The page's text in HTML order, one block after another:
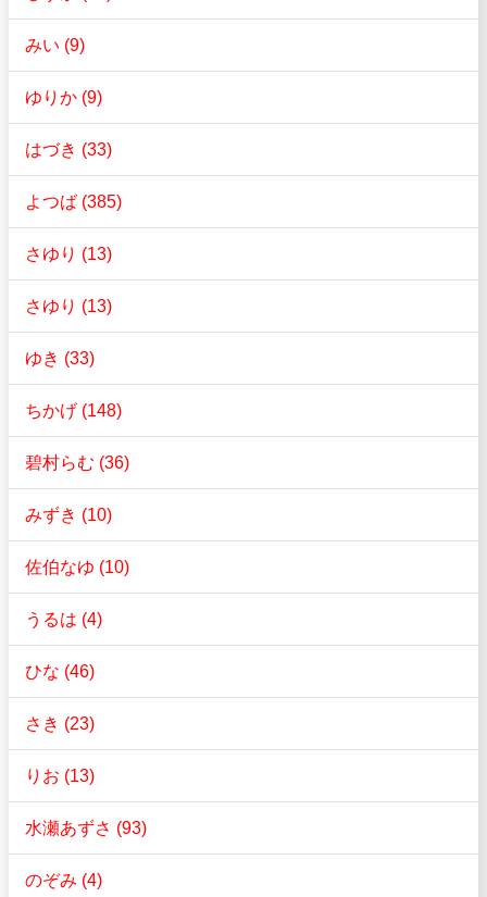
みい (9)
ゆりか (9)
はづき (33)
よつば (385)
さゆり (13)
さゆり (13)
ゆき (33)
ちかげ (148)
碧村らむ (36)
みずき (10)
佐伯なゆ (10)
うるは (4)
ひな (46)
さき (23)
りお (13)
水瀬あずさ (93)
のぞみ (4)